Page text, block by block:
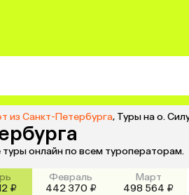
из Санкт-Петербурга, Туры на о.
онлайн по всем туроператорам.
₽
Февраль
442 370 ₽
Март
498 564 ₽